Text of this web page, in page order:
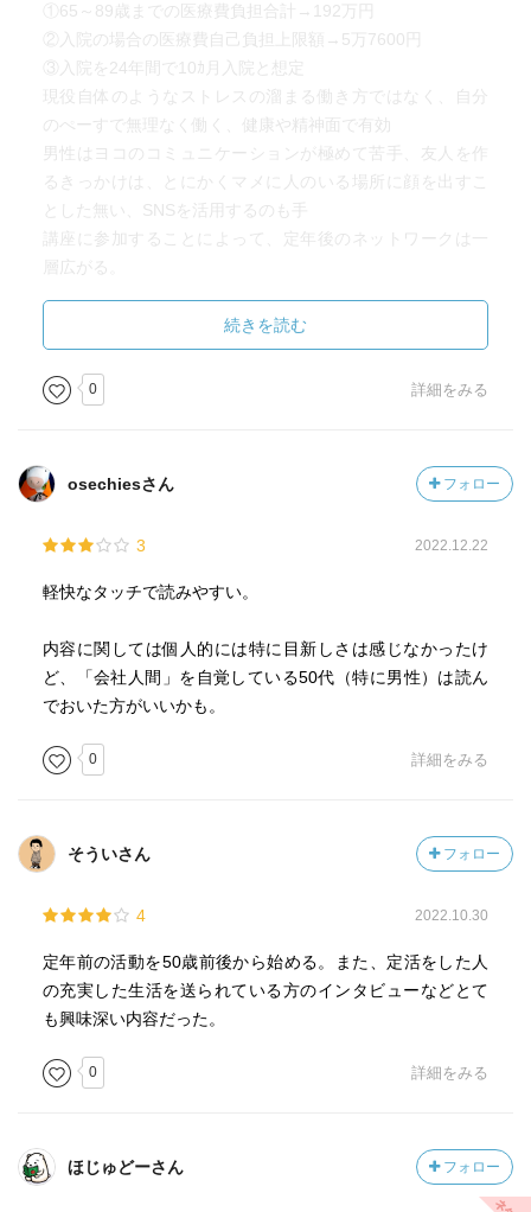
6．私たちの「定年前」－6人の事例に学ぶ
①社会保険労務士
・50代は自分のやりたいことをする最後のチャンス
・リスクを取らないとリターンは得られない
②個人投資家、ボランティア
・人生は決して思い通りにならない
・人生も自己裁量でよい
③団体顧問
・地元とのつながり、ボランティア活動
・70代後半で自分のやるべきことがわかった
④ジャズミュージシャン
・現役時代から二足の草鞋
⑤起業準備中
⑥海運会社営業（現職）
・セミナープロデュースを副業
①65～89歳までの医療費負担合計→192万円
②入院の場合の医療費自己負担上限額→5万7600円
③入院を24年間で10ｶ月入院と想定
現役自体のようなストレスの溜まる働き方ではなく、自分
のぺーすで無理なく働く、健康や精神面で有効
男性はヨコのコミュニケーションが極めて苦手、友人を作
るきっかけは、とにかくマメに人のいる場所に顔を出すこ
とした無い、SNSを活用するのも手
講座に参加することによって、定年後のネットワークは一
層広がる。
の手段であり、女性に取ってはそれ自体が目的
異性の友達を作り、独特のコミュニケーション能力を学ぶ
自慢しない、威張らない、怒らないの3ないを実践
続きを読む
0 詳細をみる
osechiesさん フォロー
3 2022.12.22
軽快なタッチで読みやすい。
内容に関しては個人的には特に目新しさは感じなかったけ
ど、「会社人間」を自覚している50代（特に男性）は読ん
でおいた方がいいかも。
0 詳細をみる
そういさん フォロー
4 2022.10.30
定年前の活動を50歳前後から始める。また、定活をした人
の充実した生活を送られている方のインタビューなどとて
も興味深い内容だった。
0 詳細をみる
ほじゅどーさん フォロー